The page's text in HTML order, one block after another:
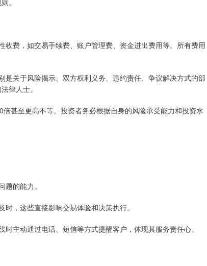
。
费，如交易手续费、账户管理费、资金进出费用等。所有费用
关于风险揭示、双方权利义务、违约责任、争议解决方式的部
律人士。
甚至更高不等。投资者务必根据自身的风险承受能力和投资水
的能力。
，这些直接影响交易体验和决策执行。
主动通过电话、短信等方式提醒客户，体现其服务责任心。